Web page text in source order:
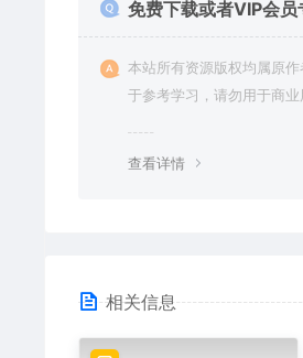
免费下载或者VIP会
本站所有资源版权均属原
于参考学习，请勿用于商
查看详情
相关信息